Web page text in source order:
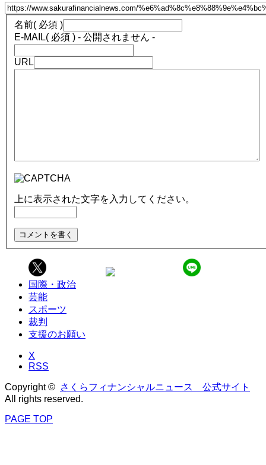
名前( 必須 )
E-MAIL( 必須 ) - 公開されません -
URL
上に表示された文字を入力してください。
国際・政治
芸能
スポーツ
裁判
支援のお願い
X
RSS
Copyright © さくらフィナンシャルニュース 公式サイト
All rights reserved.
PAGE TOP